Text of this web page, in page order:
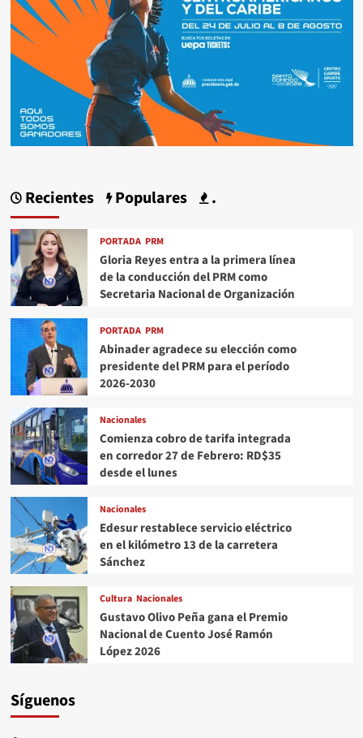
Recientes Populares .
PORTADA PRM
Gloria Reyes entra a la primera línea
de la conducción del PRM como
Secretaria Nacional de Organización
PORTADA PRM
Abinader agradece su elección como
presidente del PRM para el período
2026-2030
Nacionales
Comienza cobro de tarifa integrada
en corredor 27 de Febrero: RD$35
desde el lunes
Nacionales
Edesur restablece servicio eléctrico
en el kilómetro 13 de la carretera
Sánchez
Cultura Nacionales
Gustavo Olivo Peña gana el Premio
Nacional de Cuento José Ramón
López 2026
Síguenos